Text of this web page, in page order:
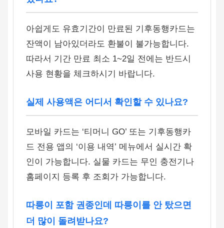
아쉽게도 유효기간이 만료된 기후동행카드는
잔액이 남아있더라도 환불이 불가능합니다.
따라서 기간 만료 최소 1~2일 전에는 반드시
사용 현황을 체크하시기 바랍니다.
실제 사용액은 어디서 확인할 수 있나요?
모바일 카드는 ‘티머니 GO’ 또는 기후동행카
드 전용 앱의 ‘이용 내역’ 메뉴에서 실시간 확
인이 가능합니다. 실물 카드는 무인 충전기나
홈페이지 등록 후 조회가 가능합니다.
따릉이 포함 권종인데 따릉이를 안 탔으면
더 많이 돌려받나요?